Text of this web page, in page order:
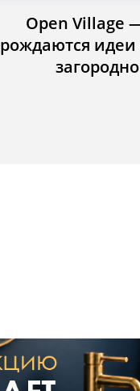
Open Village
рождаются